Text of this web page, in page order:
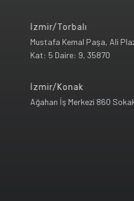
İzmir/Torbalı
Mustafa Kemal Paşa, Ali
Kat: 5 Daire: 9, 35870
İzmir/Konak
Ağahan İş Merkezi 860